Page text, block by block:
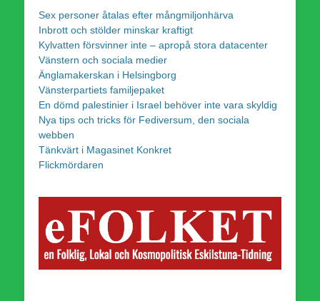
Sex personer åtalas efter mångmiljonhärva
Inbrott och stölder minskar kraftigt
Kylvatten försvinner inte – apropå stora datacenter
Vänstern och sociala medier
Änglamakerskan i Helsingborg
Vänsterpartiets familjepaket
En dömd palestinier i Israel behöver inte vara skyldig
Nya tips och tricks för Fediversum, den sociala
webben
Tänkvärt i Magasinet Konkret
Flickmördaren